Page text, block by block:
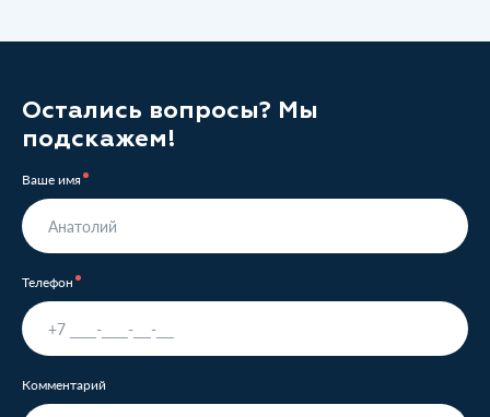
Остались вопросы? Мы
подскажем!
Ваше имя
Телефон
Комментарий